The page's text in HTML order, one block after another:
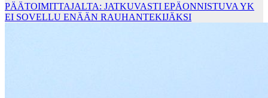
PÄÄTOIMITTAJALTA: JATKUVASTI EPÄONNISTUVA YK
EI SOVELLU ENÄÄN RAUHANTEKIJÄKSI